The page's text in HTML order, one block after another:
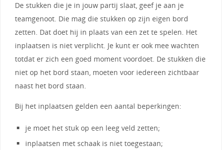
De stukken die je in jouw partij slaat, geef je aan je
teamgenoot. Die mag die stukken op zijn eigen bord
zetten. Dat doet hij in plaats van een zet te spelen. Het
inplaatsen is niet verplicht. Je kunt er ook mee wachten
totdat er zich een goed moment voordoet. De stukken die
niet op het bord staan, moeten voor iedereen zichtbaar
naast het bord staan.
Bij het inplaatsen gelden een aantal beperkingen:
je moet het stuk op een leeg veld zetten;
inplaatsen met schaak is niet toegestaan;